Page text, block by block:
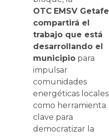
OTC EMSV Getafe
compartirá el
trabajo que está
desarrollando el
municipio para
impulsar
comunidades
energéticas locales
como herramienta
clave para
democratizar la